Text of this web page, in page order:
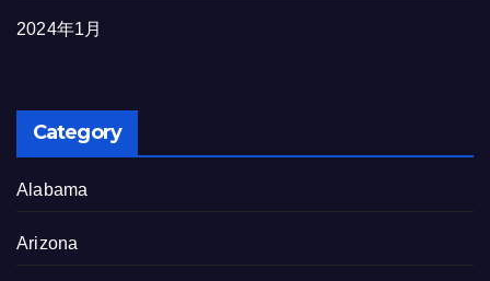
2024年1月
Category
Alabama
Arizona